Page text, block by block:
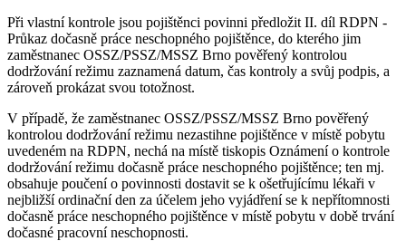
Při vlastní kontrole jsou pojištěnci povinni předložit II. díl RDPN -
Průkaz dočasně práce neschopného pojištěnce, do kterého jim
zaměstnanec OSSZ/PSSZ/MSSZ Brno pověřený kontrolou
dodržování režimu zaznamená datum, čas kontroly a svůj podpis, a
zároveň prokázat svou totožnost.
V případě, že zaměstnanec OSSZ/PSSZ/MSSZ Brno pověřený
kontrolou dodržování režimu nezastihne pojištěnce v místě pobytu
uvedeném na RDPN, nechá na místě tiskopis Oznámení o kontrole
dodržování režimu dočasně práce neschopného pojištěnce; ten mj.
obsahuje poučení o povinnosti dostavit se k ošetřujícímu lékaři v
nejbližší ordinační den za účelem jeho vyjádření se k nepřítomnosti
dočasně práce neschopného pojištěnce v místě pobytu v době trvání
dočasné pracovní neschopnosti.